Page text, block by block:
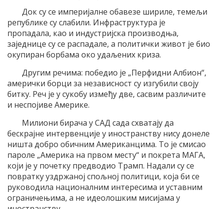
Док су се империјалне обавезе шириле, темељи
републике су слабили. Инфраструктура је
пропадала, као и индустријска производња,
заједнице су се распадале, а политички живот је био
окупиран борбама око удаљених криза.
Другим речима: победио је „Перфидни Албион“,
амерички борци за независност су изгубили своју
битку. Реч је у сукобу између две, сасвим различите
и неспојиве Америке.
Милиони бирача у САД сада схватају да
бескрајне интервенције у иностранству нису донеле
ништа добро обичним Американцима. То је смисао
пароле „Америка на првом месту“ и покрета МАГА,
који је у почетку предводио Трамп. Надали су се
повратку уздржаној спољној политици, која би се
руководила националним интересима и уставним
ограничењима, а не идеолошким мисијама у